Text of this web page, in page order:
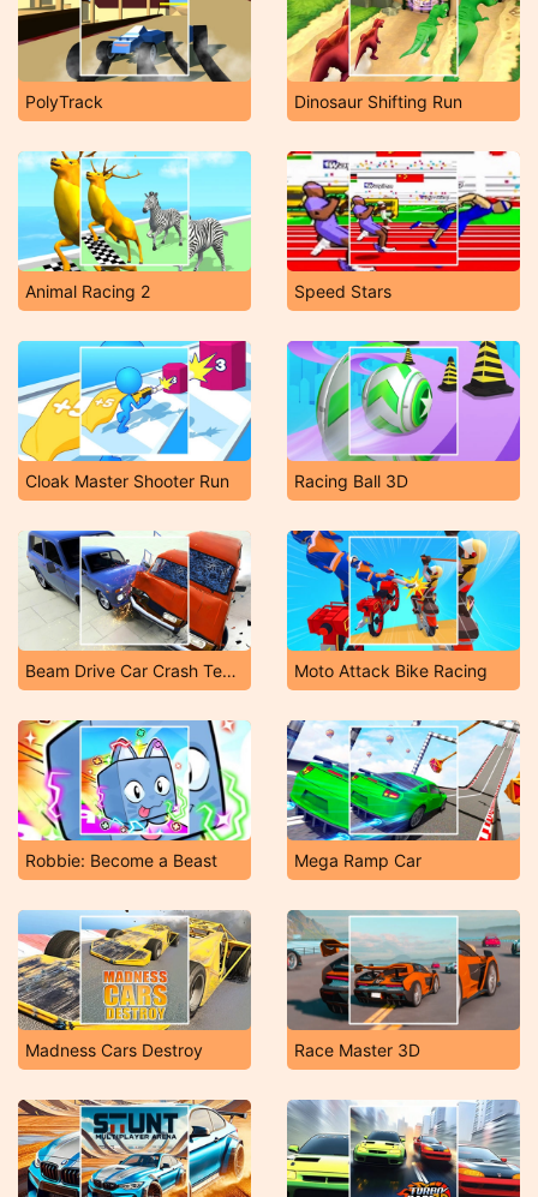
PolyTrack Dinosaur Shifting Run
Animal Racing 2 Speed Stars
Cloak Master Shooter Run Racing Ball 3D
Beam Drive Car Crash Test Simulator Moto Attack Bike Racing
Robbie: Become a Beast Mega Ramp Car
Madness Cars Destroy Race Master 3D